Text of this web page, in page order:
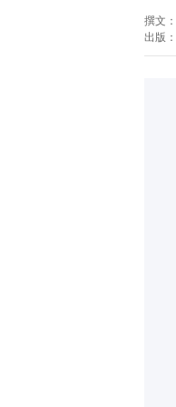
撰文：
出版：